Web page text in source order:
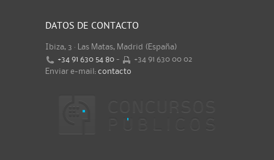
DATOS DE CONTACTO
Ibiza, 3 · Las Matas, Madrid (España)
+34 91 630 54 80 -
+34 91 630 00 02
Enviar e-mail: contacto